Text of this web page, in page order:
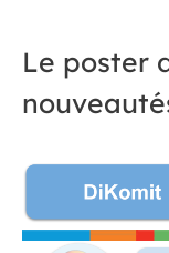
Le poster